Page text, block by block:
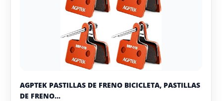
AGPTEK PASTILLAS DE FRENO BICICLETA, PASTILLAS
DE FRENO...